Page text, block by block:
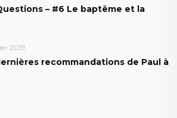
– #6 Le baptême et la
2019
recommandations de Paul à